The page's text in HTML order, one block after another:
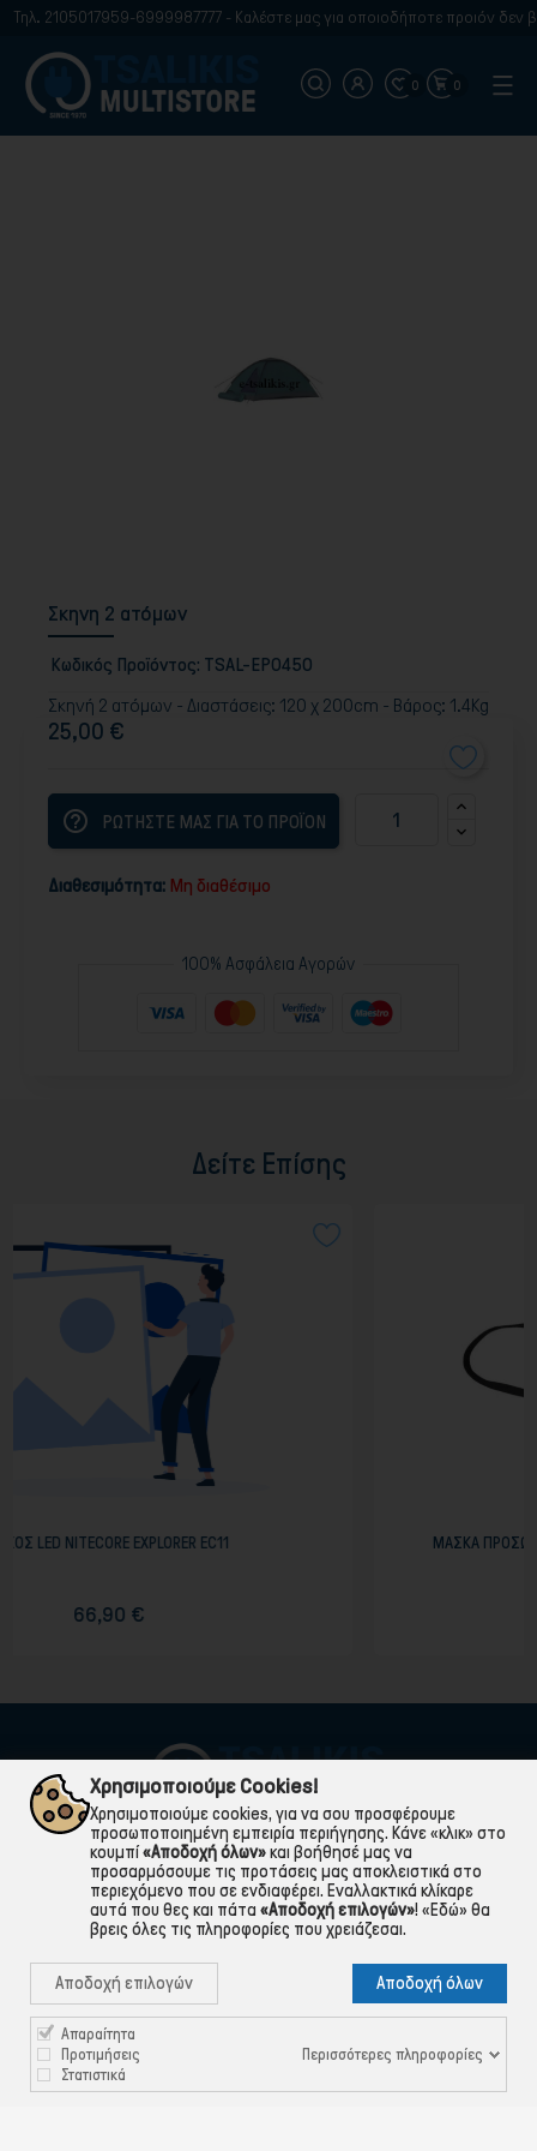
Τηλ. 2105017959-6999987777 - Καλέστε μας για οποιοδήποτε προιόν δεν
0 0
Σκηνη 2 ατόμων
Κωδικός Προϊόντος: TSAL-EPO450
Σκηνή 2 ατόμων - Διαστάσεις: 120 χ 200cm - Βάρος: 1.4Kg
25,00 €
help_outline ΡΩΤΗΣΤΕ ΜΑΣ ΓΙΑ ΤΟ ΠΡΟΪΟΝ
Διαθεσιμότητα: Μη διαθέσιμο
100% Ασφάλεια Αγορών
Δείτε Επίσης
EC11 ΜΑΣΚΑ ΠΡΟΣΩΠΟΥ ΕΝΗΛΙΚΩΝ
ΠΛΗΡΟΦΟΡΙΕΣ
ΧΡΉΣΙΜΑ 
ΕΞΥΠΗΡΈΤΗΣΗ ΠΕΛΑΤΏΝ
Χρησιμοποιούμε Cookies!
Χρησιμοποιούμε cookies, για να σου προσφέρουμε
προσωποποιημένη εμπειρία περιήγησης. Κάνε «κλικ» στο
κουμπί«Αποδοχή όλων»και βοήθησέ μας να
προσαρμόσουμε τις προτάσεις μας αποκλειστικά στο
περιεχόμενο που σε ενδιαφέρει. Εναλλακτικά κλίκαρε
αυτά που θες και πάτα «Αποδοχή επιλογών»! «Εδώ» θα
βρεις όλες τις πληροφορίες που χρειάζεσαι.
Αποδοχή επιλογών Αποδοχή όλων
Απαραίτητα
Προτιμήσεις
Στατιστικά
Περισσότερες πληροφορίες